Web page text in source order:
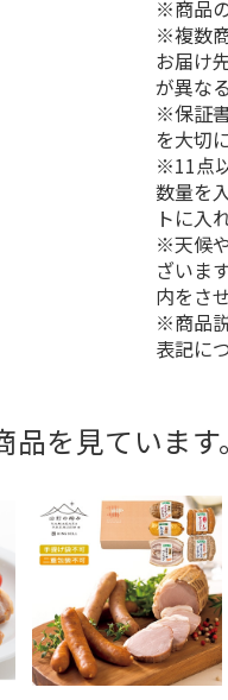
※商品
※複数
お届け
が異な
※保証
を大切
※11点
数量を
トに入
※天候
ざいま
内をさ
※商品
表記に
を見ています。